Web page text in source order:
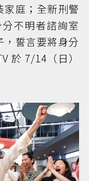
庭；全新刑警
不明者諮詢室
誓言要將身分
於 7/14（日）